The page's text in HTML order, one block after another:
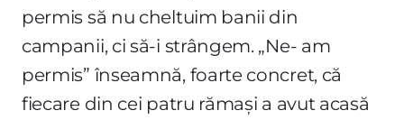
permis să nu cheltuim banii din
campanii, ci să-i strângem. „Ne- am
permis” înseamnă, foarte concret, că
fiecare din cei patru rămași a avut acasă